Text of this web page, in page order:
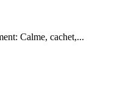
Calme, cachet,...